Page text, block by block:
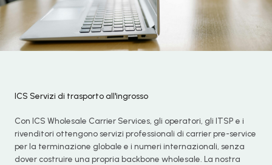
ICS Servizi di trasporto all'ingrosso
Con ICS Wholesale Carrier Services, gli operatori, gli ITSP e i
rivenditori ottengono servizi professionali di carrier pre-service
per la terminazione globale e i numeri internazionali, senza
dover costruire una propria backbone wholesale. La nostra